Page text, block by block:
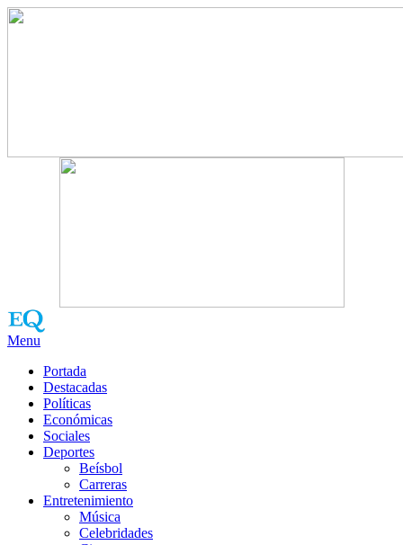
Menu
Portada
Destacadas
Políticas
Económicas
Sociales
Deportes
Beísbol
Carreras
Entretenimiento
Música
Celebridades